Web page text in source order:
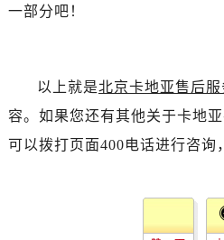
一部分吧！
以上就是北京卡地亚售后服
容。如果您还有其他关于卡地
可以拨打页面400电话进行咨询